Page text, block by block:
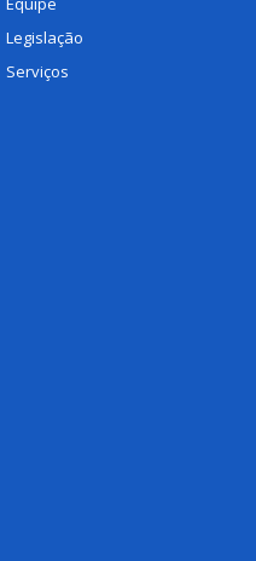
Legislação
Serviços